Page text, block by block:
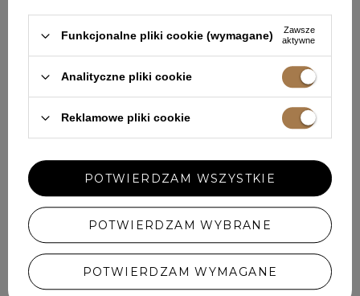
Pokaż więcej wpisów zListopad 2022
POLECANE
Funkcjonalne pliki cookie (wymagane)
Zawsze
aktywne
Analityczne pliki cookie
Reklamowe pliki cookie
POTWIERDZAM WYBRANE
POTWIERDZAM WYMAGANE
POTWIERDZAM WSZYSTKIE